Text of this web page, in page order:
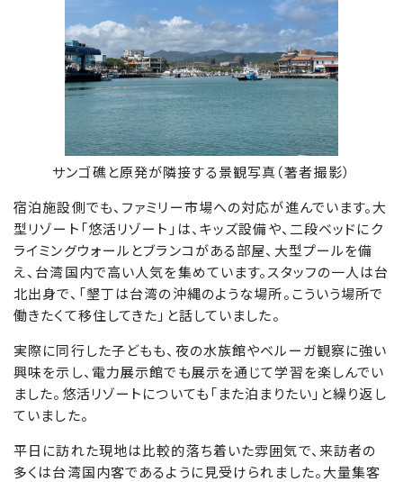
サンゴ礁と原発が隣接する景観写真（著者撮影）
宿泊施設側でも、ファミリー市場への対応が進んでいます。大
型リゾート「悠活リゾート」は、キッズ設備や、二段ベッドにク
ライミングウォールとブランコがある部屋、大型プールを備
え、台湾国内で高い人気を集めています。スタッフの一人は台
北出身で、「墾丁は台湾の沖縄のような場所。こういう場所で
働きたくて移住してきた」と話していました。
実際に同行した子どもも、夜の水族館やベルーガ観察に強い
興味を示し、電力展示館でも展示を通じて学習を楽しんでい
ました。悠活リゾートについても「また泊まりたい」と繰り返し
ていました。
平日に訪れた現地は比較的落ち着いた雰囲気で、来訪者の
多くは台湾国内客であるように見受けられました。大量集客